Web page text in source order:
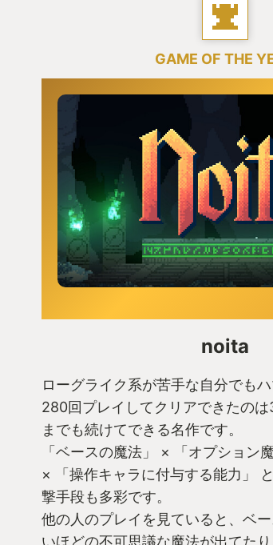
GAME OF THE
noita
ローグライク系が苦手な自分でも
280回プレイしてクリアできたの
までも続けてできる名作です。
「ベースの魔法」 × 「オプション
× 「操作キャラに付与する能力」
撃手段も多彩です。
他の人のプレイを見ていると、ベ
いほどの不可思議な魔法が出てた